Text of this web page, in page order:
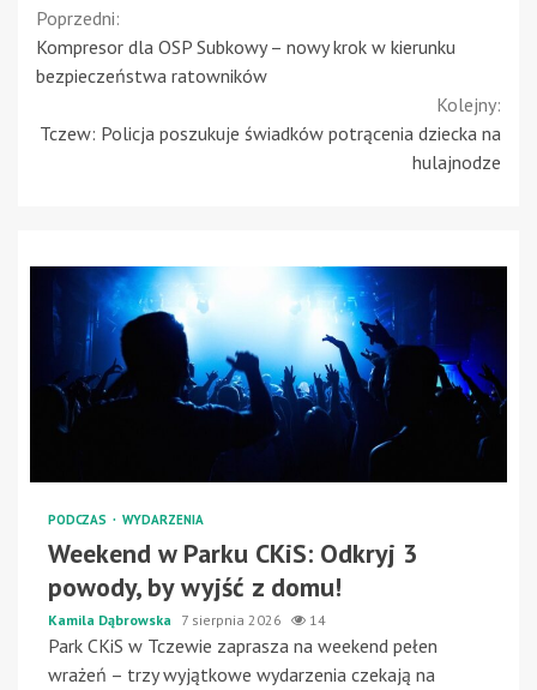
Continue
Reading
Poprzedni:
Kompresor dla OSP Subkowy – nowy krok w kierunku
bezpieczeństwa ratowników
Kolejny:
Tczew: Policja poszukuje świadków potrącenia dziecka na
hulajnodze
PODCZAS WYDARZENIA
Weekend w Parku CKiS: Odkryj 3
powody, by wyjść z domu!
Kamila Dąbrowska 7 sierpnia 2026 14
Park CKiS w Tczewie zaprasza na weekend pełen
wrażeń – trzy wyjątkowe wydarzenia czekają na